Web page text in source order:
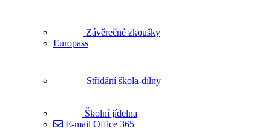
Závěrečné zkoušky
Europass
Střídání škola-dílny
Školní jídelna
E-mail Office 365